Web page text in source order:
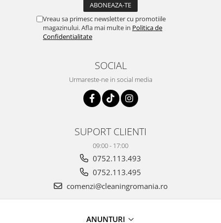
Vreau sa primesc newsletter cu promotiile
magazinului. Afla mai multe in Politica de
Confidentialitate
SOCIAL
Urmareste-ne in social media
SUPORT CLIENTI
09:00 - 17:00
0752.113.493
0752.113.495
comenzi@cleaningromania.ro
ANUNTURI